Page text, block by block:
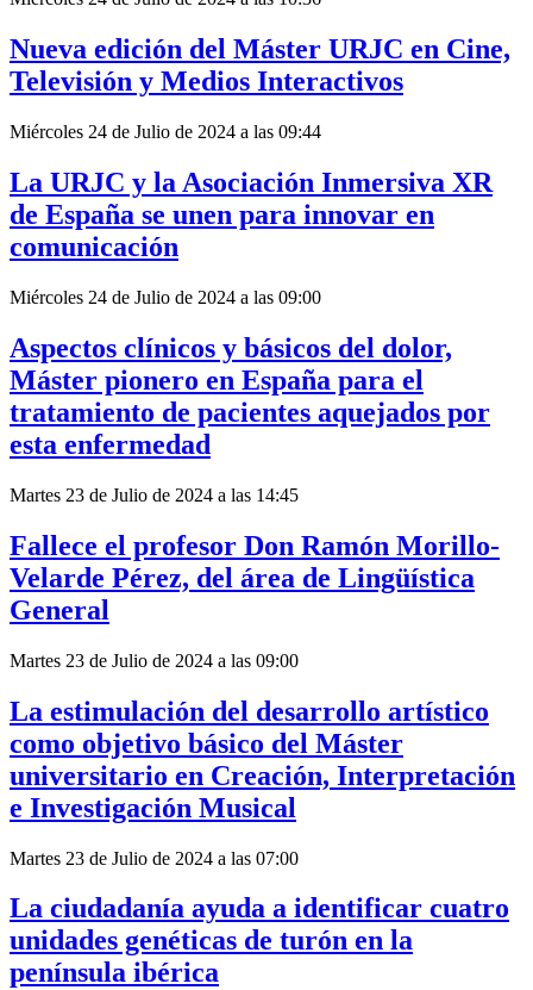
Nueva edición del Máster URJC en Cine,
Televisión y Medios Interactivos
Miércoles 24 de Julio de 2024 a las 09:44
La URJC y la Asociación Inmersiva XR
de España se unen para innovar en
comunicación
Miércoles 24 de Julio de 2024 a las 09:00
Aspectos clínicos y básicos del dolor,
Máster pionero en España para el
tratamiento de pacientes aquejados por
esta enfermedad
Martes 23 de Julio de 2024 a las 14:45
Fallece el profesor Don Ramón Morillo-
Velarde Pérez, del área de Lingüística
General
Martes 23 de Julio de 2024 a las 09:00
La estimulación del desarrollo artístico
como objetivo básico del Máster
universitario en Creación, Interpretación
e Investigación Musical
Martes 23 de Julio de 2024 a las 07:00
La ciudadanía ayuda a identificar cuatro
unidades genéticas de turón en la
península ibérica